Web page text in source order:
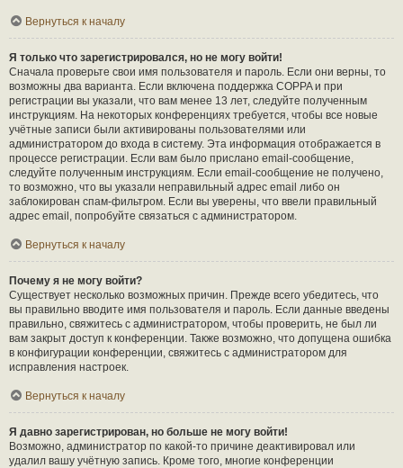
Вернуться к началу
Я только что зарегистрировался, но не могу войти!
Сначала проверьте свои имя пользователя и пароль. Если они верны, то
возможны два варианта. Если включена поддержка COPPA и при
регистрации вы указали, что вам менее 13 лет, следуйте полученным
инструкциям. На некоторых конференциях требуется, чтобы все новые
учётные записи были активированы пользователями или
администратором до входа в систему. Эта информация отображается в
процессе регистрации. Если вам было прислано email-сообщение,
следуйте полученным инструкциям. Если email-сообщение не получено,
то возможно, что вы указали неправильный адрес email либо он
заблокирован спам-фильтром. Если вы уверены, что ввели правильный
адрес email, попробуйте связаться с администратором.
Вернуться к началу
Почему я не могу войти?
Существует несколько возможных причин. Прежде всего убедитесь, что
вы правильно вводите имя пользователя и пароль. Если данные введены
правильно, свяжитесь с администратором, чтобы проверить, не был ли
вам закрыт доступ к конференции. Также возможно, что допущена ошибка
в конфигурации конференции, свяжитесь с администратором для
исправления настроек.
Вернуться к началу
Я давно зарегистрирован, но больше не могу войти!
Возможно, администратор по какой-то причине деактивировал или
удалил вашу учётную запись. Кроме того, многие конференции